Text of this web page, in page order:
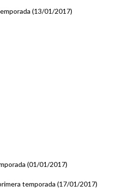
(13/01/2017)
(01/01/2017)
temporada (17/01/2017)